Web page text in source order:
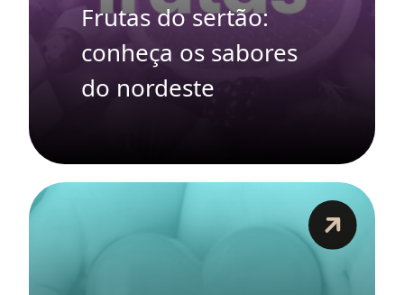
Frutas do sertão:
conheça os sabores
do nordeste